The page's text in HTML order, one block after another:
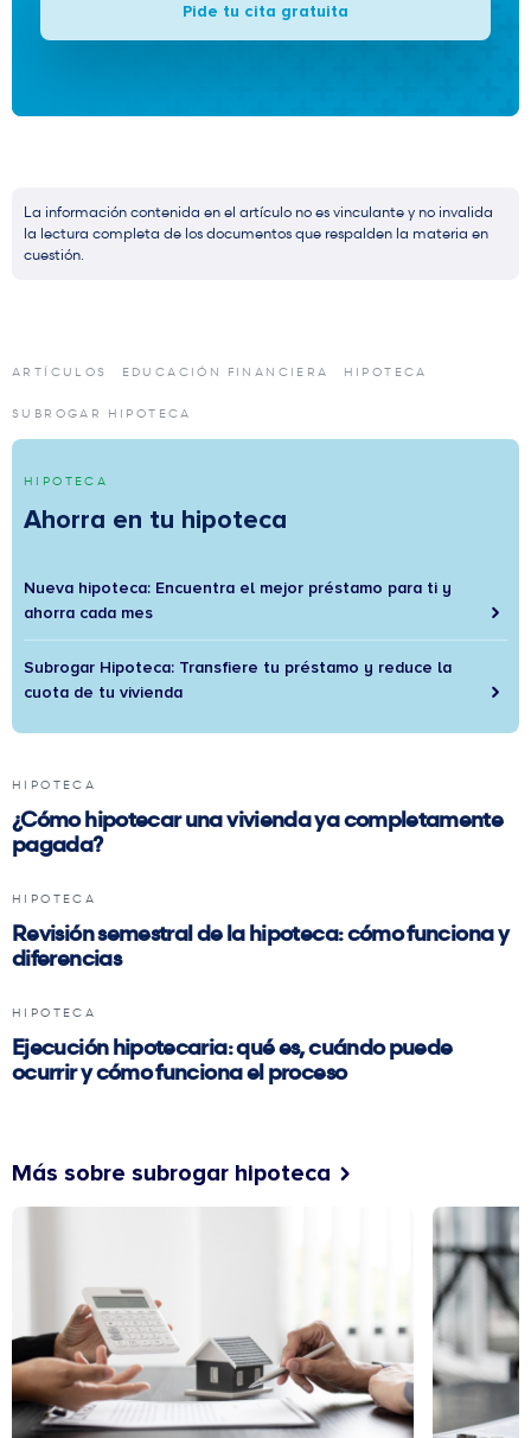
Pide tu cita gratuita
La información contenida en el artículo no es vinculante y no invalida
la lectura completa de los documentos que respalden la materia en
cuestión.
ARTÍCULOS EDUCACIÓN FINANCIERA HIPOTECA
SUBROGAR HIPOTECA
HIPOTECA
Ahorra en tu hipoteca
Nueva hipoteca: Encuentra el mejor préstamo para ti y
ahorra cada mes
Subrogar Hipoteca: Transfiere tu préstamo y reduce la
cuota de tu vivienda
HIPOTECA
¿Cómo hipotecar una vivienda ya completamente
pagada?
HIPOTECA
Revisión semestral de la hipoteca: cómo funciona y
diferencias
HIPOTECA
Ejecución hipotecaria: qué es, cuándo puede
ocurrir y cómo funciona el proceso
Más sobre subrogar hipoteca